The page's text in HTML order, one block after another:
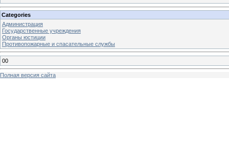
Categories
Администрация
Государственные учреждения
Органы юстиции
Противопожарные и спасательные службы
00
Полная версия сайта